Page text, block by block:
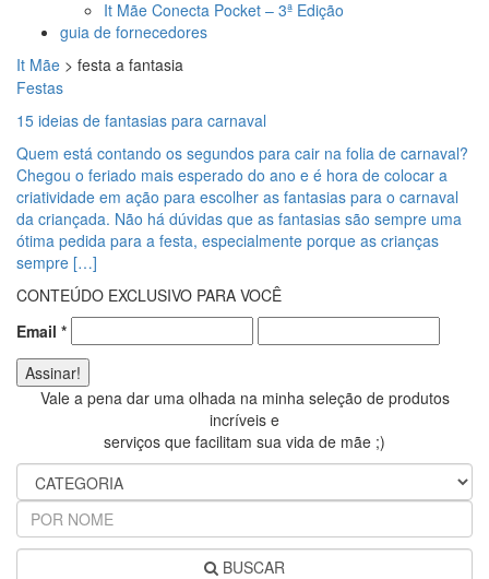
It Mãe Conecta Pocket – 3ª Edição
guia de fornecedores
It Mãe > festa a fantasia
Festas
15 ideias de fantasias para carnaval
Quem está contando os segundos para cair na folia de carnaval?
Chegou o feriado mais esperado do ano e é hora de colocar a
criatividade em ação para escolher as fantasias para o carnaval
da criançada. Não há dúvidas que as fantasias são sempre uma
ótima pedida para a festa, especialmente porque as crianças
sempre […]
CONTEÚDO EXCLUSIVO PARA VOCÊ
Email *
Vale a pena dar uma olhada na minha seleção de produtos
incríveis e
serviços que facilitam sua vida de mãe ;)
BUSCAR